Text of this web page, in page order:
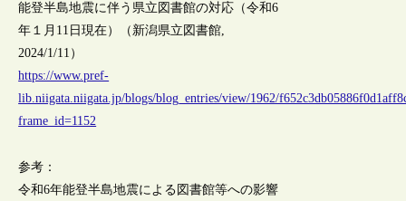
能登半島地震に伴う県立図書館の対応（令和6
年１月11日現在）（新潟県立図書館,
2024/1/11）
https://www.pref-
lib.niigata.niigata.jp/blogs/blog_entries/view/1962/
frame_id=1152
参考：
令和6年能登半島地震による図書館等への影響